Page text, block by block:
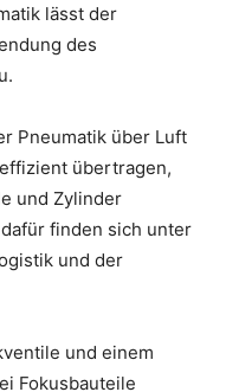
lässt der
des
Pneumatik über Luft
übertragen,
und Zylinder
finden sich unter
und der
und einem
Fokusbauteile